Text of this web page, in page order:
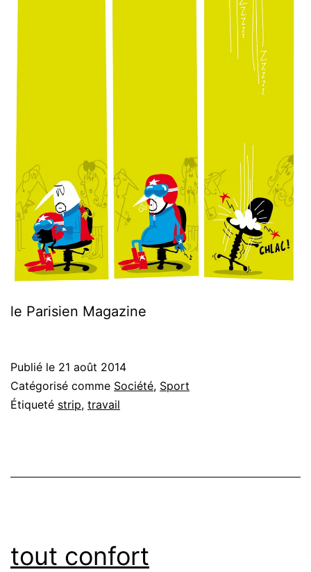
le Parisien Magazine
Publié le 21 août 2014
Catégorisé comme Société, Sport
Étiqueté strip, travail
tout confort